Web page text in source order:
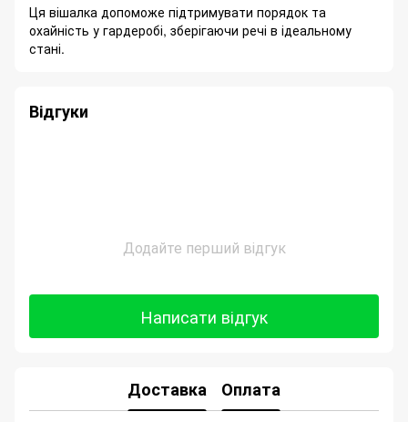
Ця вішалка допоможе підтримувати порядок та
охайність у гардеробі, зберігаючи речі в ідеальному
стані.
Відгуки
Додайте перший відгук
Написати відгук
Доставка
Оплата